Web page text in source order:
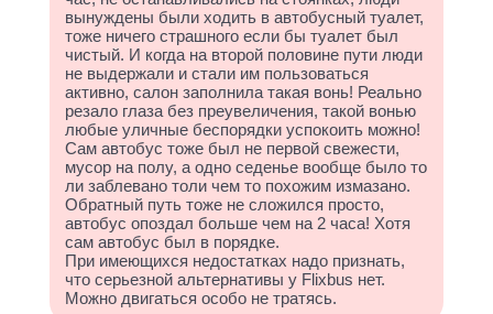
вынуждены были ходить в автобусный туалет,
тоже ничего страшного если бы туалет был
чистый. И когда на второй половине пути люди
не выдержали и стали им пользоваться
активно, салон заполнила такая вонь! Реально
резало глаза без преувеличения, такой вонью
любые уличные беспорядки успокоить можно!
Сам автобус тоже был не первой свежести,
мусор на полу, а одно седенье вообще было то
ли заблевано толи чем то похожим измазано.
Обратный путь тоже не сложился просто,
автобус опоздал больше чем на 2 часа! Хотя
сам автобус был в порядке.
При имеющихся недостатках надо признать,
что серьезной альтернативы у Flixbus нет.
Можно двигаться особо не тратясь.